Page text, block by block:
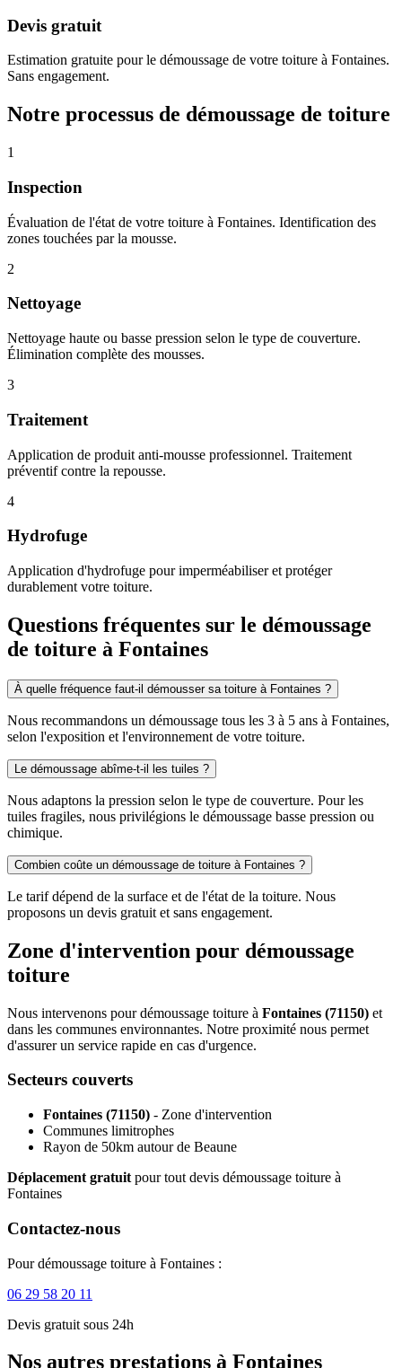
Devis gratuit
Estimation gratuite pour le démoussage de votre toiture à Fontaines.
Sans engagement.
Notre processus de démoussage de toiture
1
Inspection
Évaluation de l'état de votre toiture à Fontaines. Identification des
zones touchées par la mousse.
2
Nettoyage
Nettoyage haute ou basse pression selon le type de couverture.
Élimination complète des mousses.
3
Traitement
Application de produit anti-mousse professionnel. Traitement
préventif contre la repousse.
4
Hydrofuge
Application d'hydrofuge pour imperméabiliser et protéger
durablement votre toiture.
Questions fréquentes sur le démoussage
de toiture à Fontaines
À quelle fréquence faut-il démousser sa toiture à Fontaines ?
Nous recommandons un démoussage tous les 3 à 5 ans à Fontaines,
selon l'exposition et l'environnement de votre toiture.
Le démoussage abîme-t-il les tuiles ?
Nous adaptons la pression selon le type de couverture. Pour les
tuiles fragiles, nous privilégions le démoussage basse pression ou
chimique.
Combien coûte un démoussage de toiture à Fontaines ?
Le tarif dépend de la surface et de l'état de la toiture. Nous
proposons un devis gratuit et sans engagement.
Zone d'intervention pour démoussage
toiture
Nous intervenons pour démoussage toiture à Fontaines (71150) et
dans les communes environnantes. Notre proximité nous permet
d'assurer un service rapide en cas d'urgence.
Secteurs couverts
Fontaines (71150) - Zone d'intervention
Communes limitrophes
Rayon de 50km autour de Beaune
Déplacement gratuit pour tout devis démoussage toiture à
Fontaines
Contactez-nous
Pour démoussage toiture à Fontaines :
06 29 58 20 11
Devis gratuit sous 24h
Nos autres prestations à Fontaines